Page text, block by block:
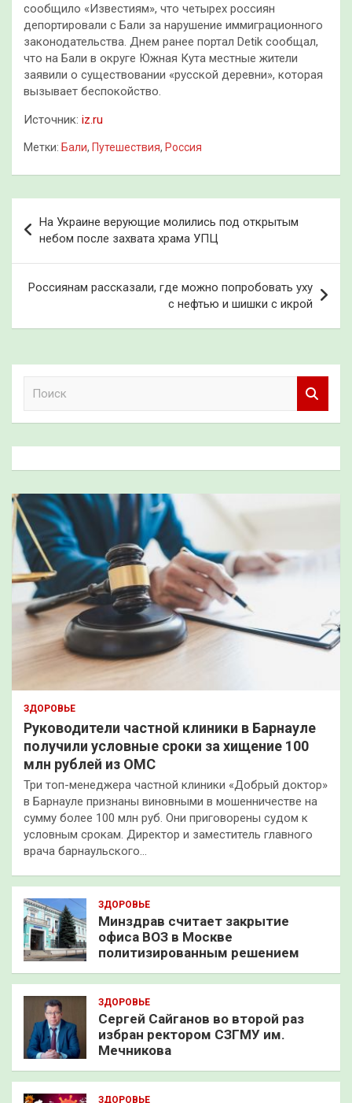
сообщило «Известиям», что четырех россиян
депортировали с Бали за нарушение иммиграционного
законодательства. Днем ранее портал Detik сообщал,
что на Бали в округе Южная Кута местные жители
заявили о существовании «русской деревни», которая
вызывает беспокойство.
Источник: iz.ru
Метки: Бали, Путешествия, Россия
по
записям
На Украине верующие молились под открытым
небом после захвата храма УПЦ
Россиянам рассказали, где можно попробовать уху
с нефтью и шишки с икрой
к
ЗДОРОВЬЕ
Руководители частной клиники в Барнауле
получили условные сроки за хищение 100
млн рублей из ОМС
Три топ-менеджера частной клиники «Добрый доктор»
в Барнауле признаны виновными в мошенничестве на
сумму более 100 млн руб. Они приговорены судом к
условным срокам. Директор и заместитель главного
врача барнаульского…
ЗДОРОВЬЕ
Минздрав считает закрытие
офиса ВОЗ в Москве
политизированным решением
ЗДОРОВЬЕ
Сергей Сайганов во второй раз
избран ректором СЗГМУ им.
Мечникова
ЗДОРОВЬЕ